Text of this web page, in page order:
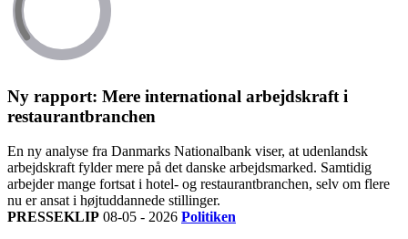
Ny rapport: Mere international arbejdskraft i
restaurantbranchen
En ny analyse fra Danmarks Nationalbank viser, at udenlandsk
arbejdskraft fylder mere på det danske arbejdsmarked. Samtidig
arbejder mange fortsat i hotel- og restaurantbranchen, selv om flere
nu er ansat i højtuddannede stillinger.
PRESSEKLIP 08-05 - 2026 Politiken